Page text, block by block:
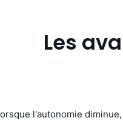
Les
l'autonomie